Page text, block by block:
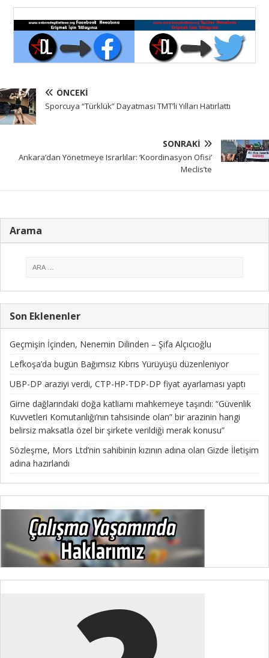
ÖNCEKI
Sporcuya “Türklük” Dayatması TMT’li Yılları Hatırlattı
SONRAKI
Ankara’dan Yönetmeye Israrlılar: ‘Koordinasyon Ofisi’
Meclis’te
Arama
Son Eklenenler
Geçmişin İçinden, Nenemin Dilinden – Şifa Alçıcıoğlu
Lefkoşa’da bugün Bağımsız Kıbrıs Yürüyüşü düzenleniyor
UBP-DP araziyi verdi, CTP-HP-TDP-DP fiyat ayarlaması yaptı
Girne dağlarındaki doğa katliamı mahkemeye taşındı: “Güvenlik
Kuvvetleri Komutanlığı’nın tahsisinde olan” bir arazinin hangi
belirsiz maksatla özel bir şirkete verildiği merak konusu”
Sözleşme, Mors Ltd’nin sahibinin kızının adına olan Gizde İletişim
adına hazırlandı